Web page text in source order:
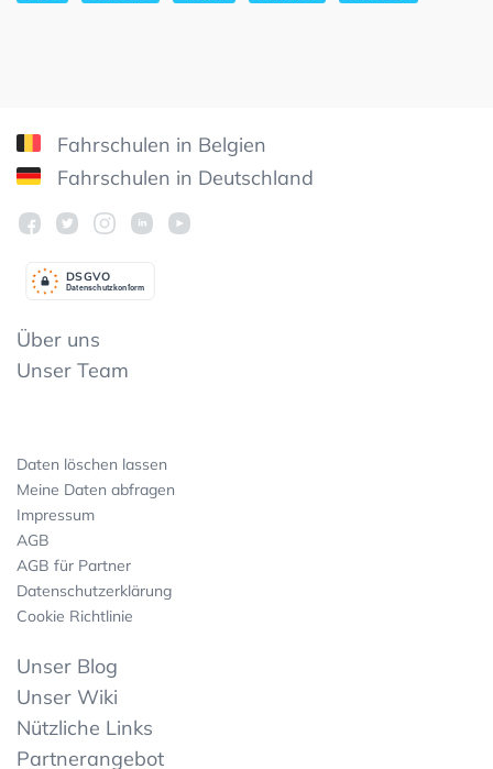
Fahrschulen in Belgien
Fahrschulen in Deutschland
Datenschutzkonform
DSGVO
Über uns
Unser Team
Daten löschen lassen
Meine Daten abfragen
Impressum
AGB
AGB für Partner
Datenschutzerklärung
Cookie Richtlinie
Unser Blog
Unser Wiki
Nützliche Links
Partnerangebot